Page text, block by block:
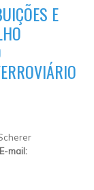
E
E-mail: